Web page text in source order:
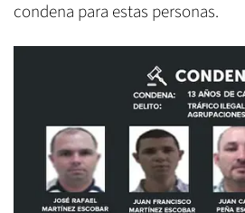
condena para estas personas.